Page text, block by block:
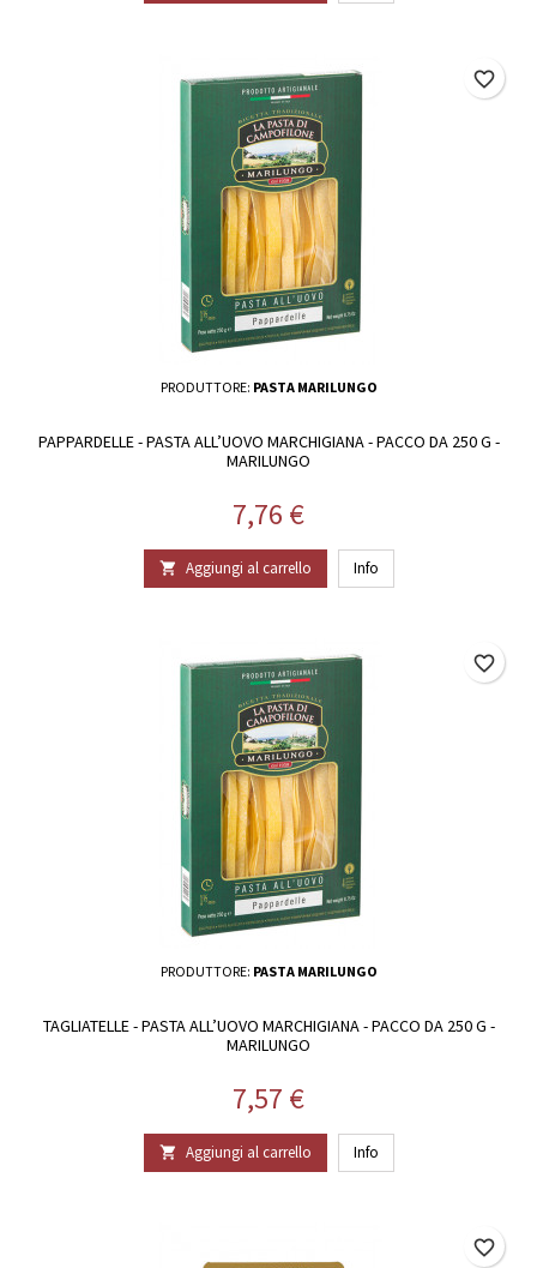
PRODUTTORE: PASTA MARILUNGO
PAPPARDELLE - PASTA ALL’UOVO MARCHIGIANA - PACCO DA 250 G -
MARILUNGO
Prezzo
7,76 €
 Aggiungi al carrello Info
favorite_border
PRODUTTORE: PASTA MARILUNGO
TAGLIATELLE - PASTA ALL’UOVO MARCHIGIANA - PACCO DA 250 G -
MARILUNGO
Prezzo
7,57 €
 Aggiungi al carrello Info
favorite_border
favorite_border